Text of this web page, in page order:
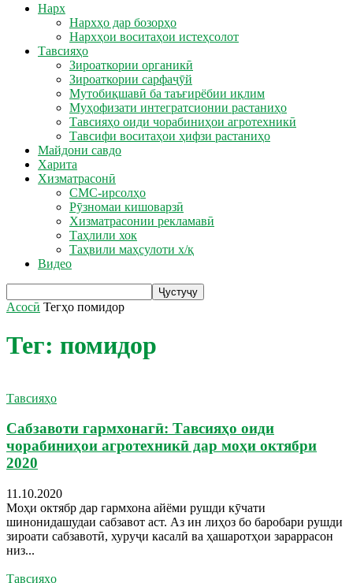
Нарх
Нархҳо дар бозорҳо
Нархҳои воситаҳои истеҳсолот
Тавсияҳо
Зироаткории органикӣ
Зироаткории сарфаҷӯй
Мутобиқшавӣ ба таъғирёбии иқлим
Муҳофизати интегратсионии растаниҳо
Тавсияҳо оиди чорабиниҳои агротехникӣ
Тавсифи воситаҳои ҳифзи растаниҳо
Майдони савдо
Харита
Хизматрасонӣ
СМС-ирсолҳо
Рӯзномаи кишоварзӣ
Хизматрасонии рекламавӣ
Таҳлили хок
Таҳвили маҳсулоти х/қ
Видео
Асосӣ Тегҳо помидор
Тег: помидор
Тавсияҳо
Сабзавоти гармхонагӣ: Тавсияҳо оиди
чорабиниҳои агротехникӣ дар моҳи октябри
2020
11.10.2020
Моҳи октябр дар гармхона айёми рушди кӯчати
шинонидашудаи сабзавот аст. Аз ин лиҳоз бо баробари рушди
зироати сабзавотӣ, хуруҷи касалӣ ва ҳашаротҳои зараррасон
низ...
Тавсияҳо